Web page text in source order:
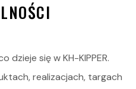
dzieje się w KH-KIPPER.
realizacjach, targach